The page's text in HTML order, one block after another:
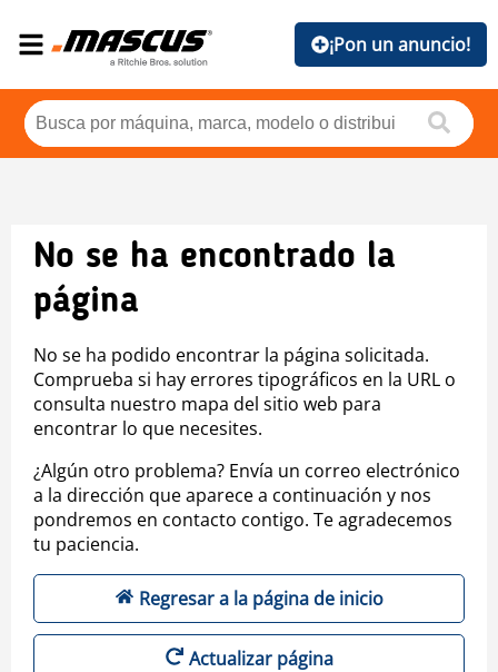
¡Pon un anuncio!
No se ha encontrado la
página
No se ha podido encontrar la página solicitada.
Comprueba si hay errores tipográficos en la URL o
consulta nuestro mapa del sitio web para
encontrar lo que necesites.
¿Algún otro problema? Envía un correo electrónico
a la dirección que aparece a continuación y nos
pondremos en contacto contigo. Te agradecemos
tu paciencia.
Regresar a la página de inicio
Actualizar página